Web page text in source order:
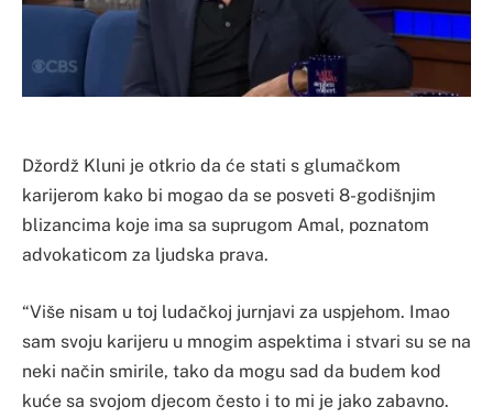
Džordž Kluni je otkrio da će stati s glumačkom
karijerom kako bi mogao da se posveti 8-godišnjim
blizancima koje ima sa suprugom Amal, poznatom
advokaticom za ljudska prava.
“Više nisam u toj ludačkoj jurnjavi za uspjehom. Imao
sam svoju karijeru u mnogim aspektima i stvari su se na
neki način smirile, tako da mogu sad da budem kod
kuće sa svojom djecom često i to mi je jako zabavno.